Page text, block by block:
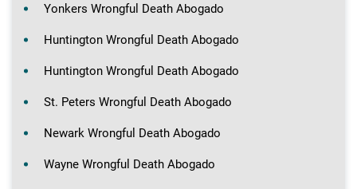
Yonkers Wrongful Death Abogado
Huntington Wrongful Death Abogado
Huntington Wrongful Death Abogado
St. Peters Wrongful Death Abogado
Newark Wrongful Death Abogado
Wayne Wrongful Death Abogado